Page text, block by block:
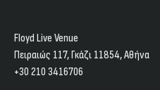
Floyd Live Venue
Πειραιώς 117, Γκάζι 11854, Aθήνα
+30 210 3416706